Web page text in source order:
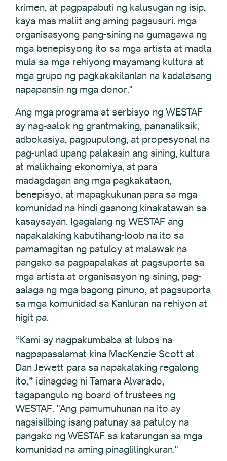
krimen, at pagpapabuti ng kalusugan ng isip,
kaya mas maliit ang aming pagsusuri. mga
organisasyong pang-sining na gumagawa ng
mga benepisyong ito sa mga artista at madla
mula sa mga rehiyong mayamang kultura at
mga grupo ng pagkakakilanlan na kadalasang
napapansin ng mga donor."
Ang mga programa at serbisyo ng WESTAF
ay nag-aalok ng grantmaking, pananaliksik,
adbokasiya, pagpupulong, at propesyonal na
pag-unlad upang palakasin ang sining, kultura
at malikhaing ekonomiya, at para
madagdagan ang mga pagkakataon,
benepisyo, at mapagkukunan para sa mga
komunidad na hindi gaanong kinakatawan sa
kasaysayan. Igagalang ng WESTAF ang
napakalaking kabutihang-loob na ito sa
pamamagitan ng patuloy at malawak na
pangako sa pagpapalakas at pagsuporta sa
mga artista at organisasyon ng sining, pag-
aalaga ng mga bagong pinuno, at pagsuporta
sa mga komunidad sa Kanluran na rehiyon at
higit pa.
“Kami ay nagpakumbaba at lubos na
nagpapasalamat kina MacKenzie Scott at
Dan Jewett para sa napakalaking regalong
ito,” idinagdag ni Tamara Alvarado,
tagapangulo ng board of trustees ng
WESTAF. "Ang pamumuhunan na ito ay
nagsisilbing isang patunay sa patuloy na
pangako ng WESTAF sa katarungan sa mga
komunidad na aming pinaglilingkuran."